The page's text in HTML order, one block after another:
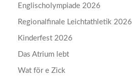
Englischolympiade 2026
Regionalfinale Leichtathletik 2026
Kinderfest 2026
Das Atrium lebt
Wat för e Zick